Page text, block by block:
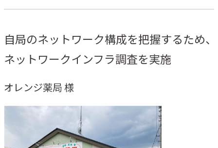
自局のネットワーク構成を把握するため、
ネットワークインフラ調査を実施
オレンジ薬局 様